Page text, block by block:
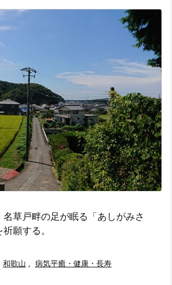
草戸畔の足が眠る「あしがみさ
願する。
和歌山 , 病気平癒・健康・長寿